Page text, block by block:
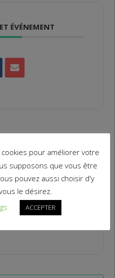
ÉVÉNEMENT
Agenda Google
iCal / Outlook
pour améliorer votre
supposons que vous être
pouvez aussi choisir d'y
le désirez.
ACCEPTER